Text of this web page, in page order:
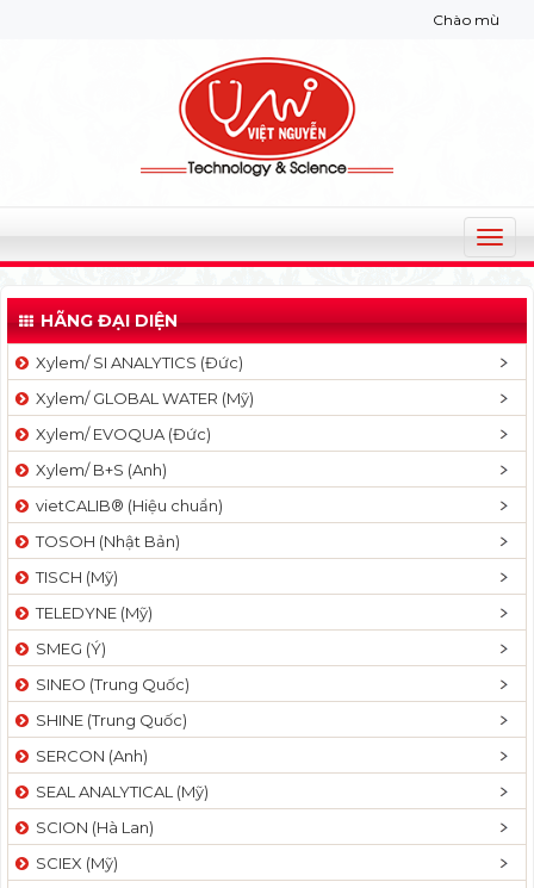
Chào mừng bạn đến
T
o
g
l
v
a
t
n
HÃNG ĐẠI DIỆN
Xylem/ SI ANALYTICS (Đức)
Xylem/ GLOBAL WATER (Mỹ)
Xylem/ EVOQUA (Đức)
Xylem/ B+S (Anh)
vietCALIB® (Hiệu chuẩn)
TOSOH (Nhật Bản)
TISCH (Mỹ)
TELEDYNE (Mỹ)
SMEG (Ý)
SINEO (Trung Quốc)
SHINE (Trung Quốc)
SERCON (Anh)
SEAL ANALYTICAL (Mỹ)
SCION (Hà Lan)
SCIEX (Mỹ)